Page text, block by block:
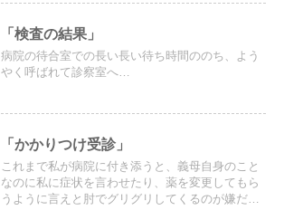
「検査の結果」
病院の待合室での長い長い待ち時間ののち、よう
やく呼ばれて診察室へ…
「かかりつけ受診」
これまで私が病院に付き添うと、義母自身のこと
なのに私に症状を言わせたり、薬を変更してもら
うように言えと肘でグリグリしてくるのが嫌だっ